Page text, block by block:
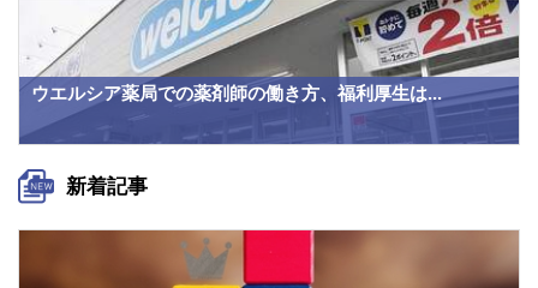
ウエルシア薬局での薬剤師の働き方、福利厚生は...
新着記事